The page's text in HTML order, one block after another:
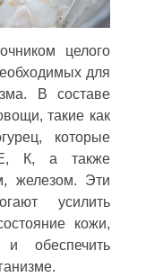
целого
для
В составе
такие как
которые
К, а также
железом. Эти
усилить
кожи,
и обеспечить